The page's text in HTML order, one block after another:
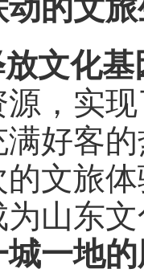
的文
文化基
，实
好客
文旅
山东
一地